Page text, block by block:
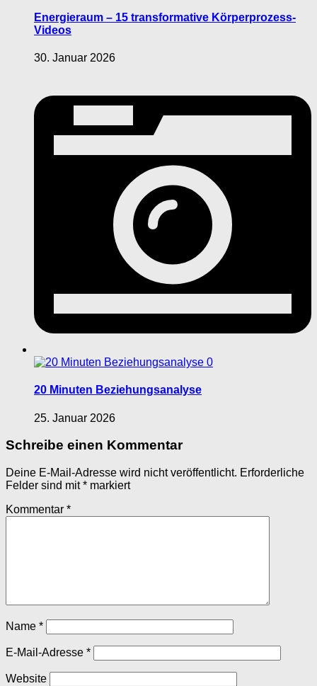
Energieraum – 15 transformative Körperprozess-
Videos
30. Januar 2026
0
20 Minuten Beziehungsanalyse
25. Januar 2026
Schreibe einen Kommentar
Deine E-Mail-Adresse wird nicht veröffentlicht. Erforderliche
Felder sind mit* markiert
Kommentar *
Name *
E-Mail-Adresse *
Website